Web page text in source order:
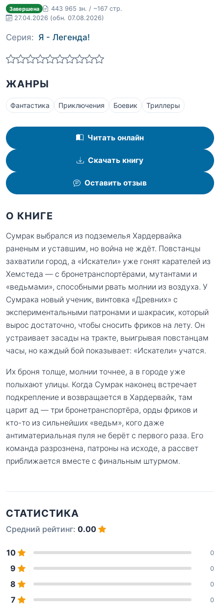
Завершена
443 965 зн. / ~167 стр.
27.04.2026 (обн. 07.08.2026)
Серия: Я - Легенда!
ЖАНРЫ
Фантастика Приключения Боевик Триллеры
Читать онлайн
Скачать книгу
Оставить отзыв
О КНИГЕ
Сумрак выбрался из подземелья Хардервайка
раненым и уставшим, но война не ждёт. Повстанцы
захватили город, а «Искатели» уже гонят карателей из
Хемстеда — с бронетранспортёрами, мутантами и
«ведьмами», способными рвать молнии из воздуха. У
Сумрака новый ученик, винтовка «Древних» с
экспериментальными патронами и шакрасик, который
вырос достаточно, чтобы сносить фриков на лету. Он
устраивает засады на тракте, выигрывая повстанцам
часы, но каждый бой показывает: «Искатели» учатся.
Их броня толще, молнии точнее, а в городе уже
полыхают улицы. Когда Сумрак наконец встречает
подкрепление и возвращается в Хардервайк, там
царит ад — три бронетранспортёра, орды фриков и
кто-то из сильнейших «ведьм», кого даже
антиматериальная пуля не берёт с первого раза. Его
команда разрознена, патроны на исходе, а рассвет
приближается вместе с финальным штурмом.
СТАТИСТИКА
Средний рейтинг: 0.00
10 0
9 0
8 0
7 0